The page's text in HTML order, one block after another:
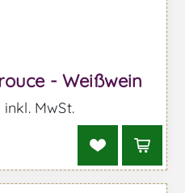
- Weißwein
MwSt.